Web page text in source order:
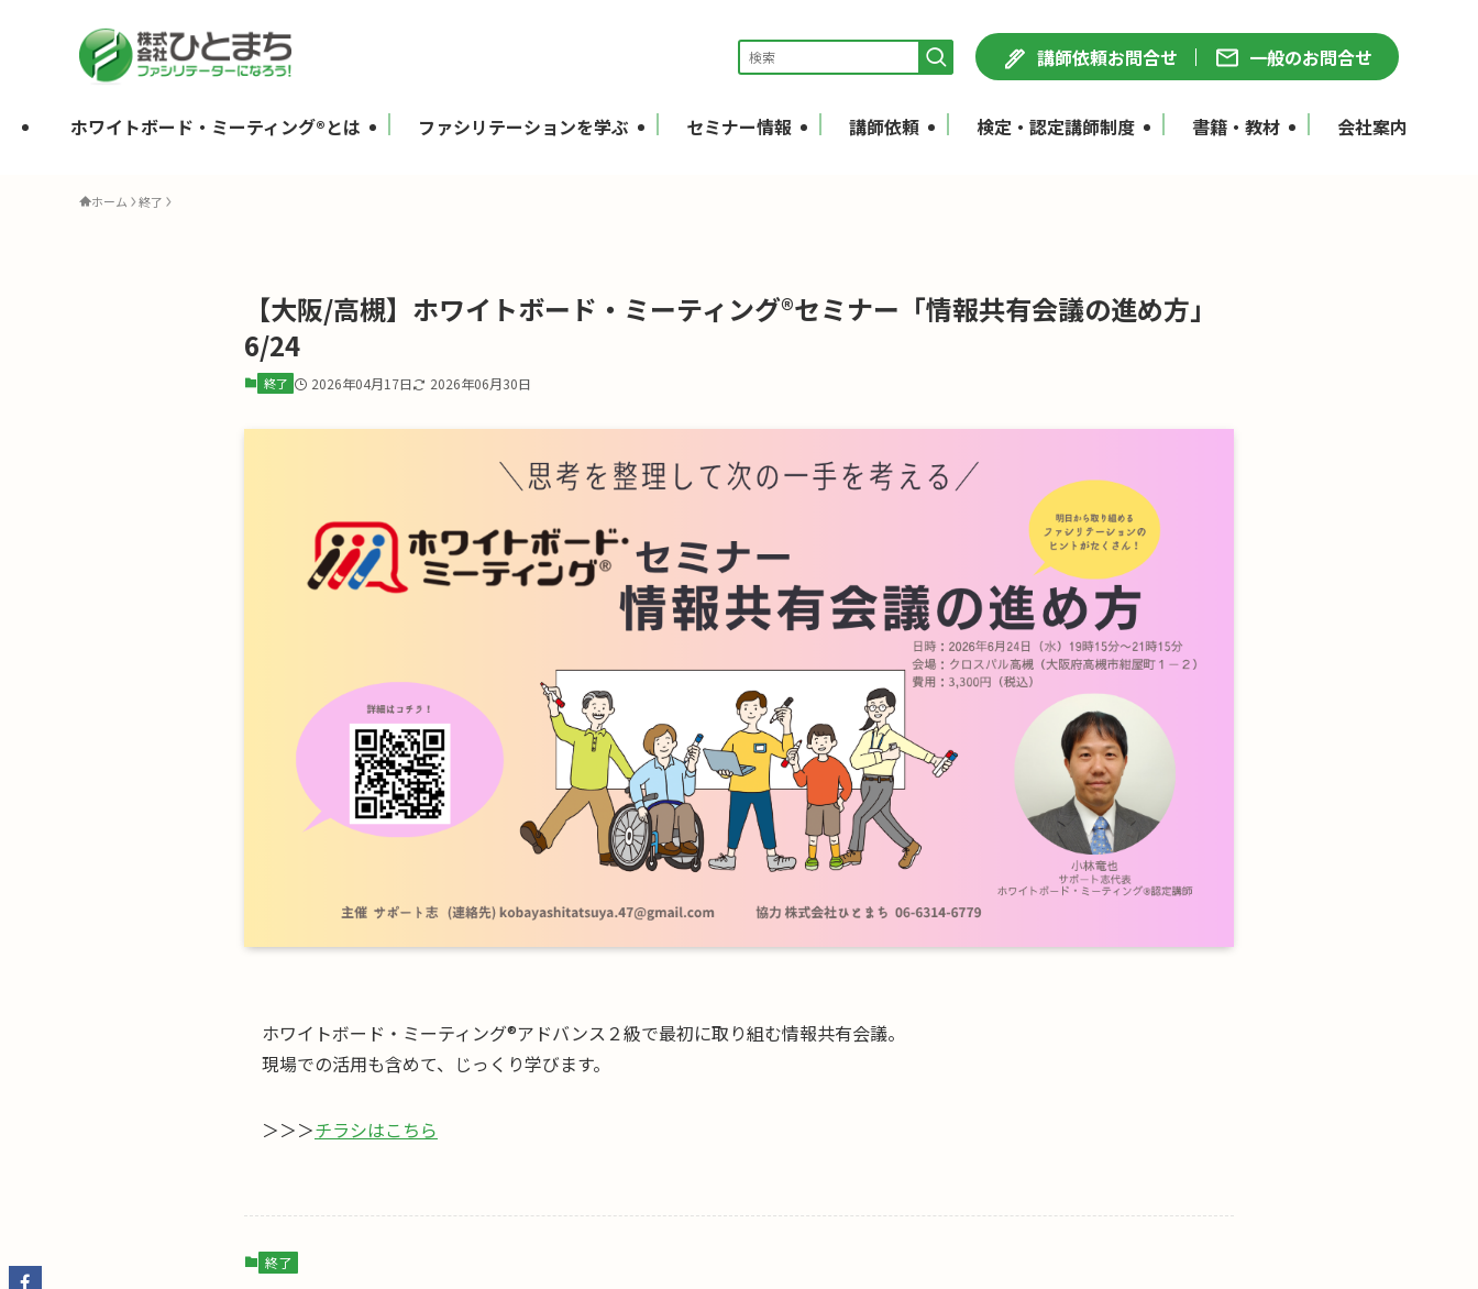
講師依頼お問合せ 一般のお問合せ
ホワイトボード・ミーティング®とは ファシリテーションを学ぶ セミナー情報 講師依頼 検定・認定講師制度 書籍・教材 会社案内
ホーム 終了
【大阪/高槻】ホワイトボード・ミーティング®セミナー「情報共有会議の進め方」
6/24
終了 2026年04月17日 2026年06月30日
ホワイトボード・ミーティング®アドバンス２級で最初に取り組む情報共有会議。
現場での活用も含めて、じっくり学びます。
＞＞＞チラシはこちら
終了